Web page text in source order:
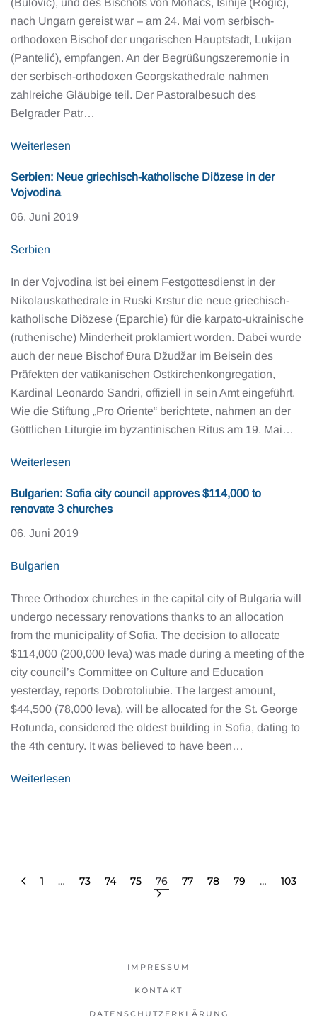
(Bulović), und des Bischofs von Mohács, Isihije (Rogić),
nach Ungarn gereist war – am 24. Mai vom serbisch-
orthodoxen Bischof der ungarischen Hauptstadt, Lukijan
(Pantelić), empfangen. An der Begrüßungszeremonie in
der serbisch-orthodoxen Georgskathedrale nahmen
zahlreiche Gläubige teil. Der Pastoralbesuch des
Belgrader Patr…
Weiterlesen
Serbien: Neue griechisch-katholische Diözese in der
Vojvodina
06. Juni 2019
Serbien
In der Vojvodina ist bei einem Festgottesdienst in der
Nikolauskathedrale in Ruski Krstur die neue griechisch-
katholische Diözese (Eparchie) für die karpato-ukrainische
(ruthenische) Minderheit proklamiert worden. Dabei wurde
auch der neue Bischof Đura Džudžar im Beisein des
Präfekten der vatikanischen Ostkirchenkongregation,
Kardinal Leonardo Sandri, offiziell in sein Amt eingeführt.
Wie die Stiftung „Pro Oriente“ berichtete, nahmen an der
Göttlichen Liturgie im byzantinischen Ritus am 19. Mai…
Weiterlesen
Bulgarien: Sofia city council approves $114,000 to
renovate 3 churches
06. Juni 2019
Bulgarien
Three Orthodox churches in the capital city of Bulgaria will
undergo necessary renovations thanks to an allocation
from the municipality of Sofia. The decision to allocate
$114,000 (200,000 leva) was made during a meeting of the
city council’s Committee on Culture and Education
yesterday, reports Dobrotoliubie. The largest amount,
$44,500 (78,000 leva), will be allocated for the St. George
Rotunda, considered the oldest building in Sofia, dating to
the 4th century. It was believed to have been…
Weiterlesen
1 … 73 74 75 76 77 78 79 … 103
IMPRESSUM
KONTAKT
DATENSCHUTZERKLÄRUNG